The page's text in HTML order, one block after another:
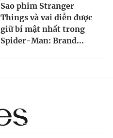
Sao phim Stranger
Things và vai diễn được
giữ bí mật nhất trong
Spider-Man: Brand...